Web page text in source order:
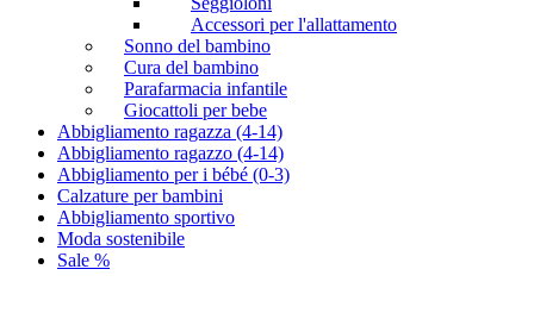
Accessori per l'allattamento
Sonno del bambino
Cura del bambino
Parafarmacia infantile
Giocattoli per bebe
Abbigliamento ragazza (4-14)
Abbigliamento ragazzo (4-14)
Abbigliamento per i bébé (0-3)
Calzature per bambini
Abbigliamento sportivo
Moda sostenibile
Sale %